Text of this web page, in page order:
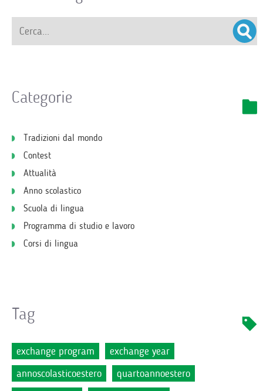
Categorie
Tradizioni dal mondo
Contest
Attualità
Anno scolastico
Scuola di lingua
Programma di studio e lavoro
Corsi di lingua
Tag
exchange program
exchange year
annoscolasticoestero
quartoannoestero